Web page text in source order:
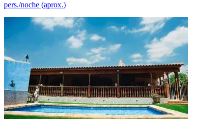
pers./noche (aprox.)